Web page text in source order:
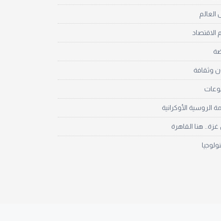
العالم
الاقتصاد
وثقافة
الروسية الأوكرانية
هنا القاهرة